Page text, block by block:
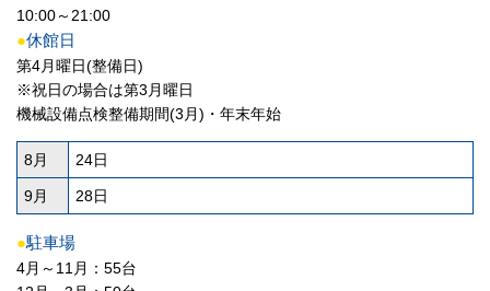
10:00～21:00
●休館日
第4月曜日(整備日)
※祝日の場合は第3月曜日
機械設備点検整備期間(3月)・年末年始
8月 24日
9月 28日
●駐車場
4月～11月：55台